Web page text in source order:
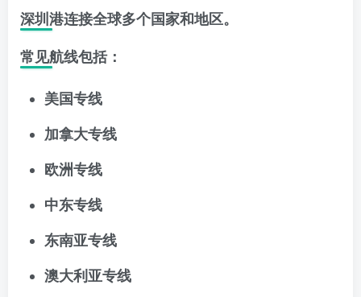
深圳港连接全球多个国家和地区。
常见航线包括：
美国专线
加拿大专线
欧洲专线
中东专线
东南亚专线
澳大利亚专线